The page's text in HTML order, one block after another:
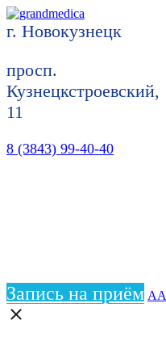
г. Новокузнецк
просп.
Кузнецкстроевский,
11
8 (3843) 99-40-40
Запись на приём АА